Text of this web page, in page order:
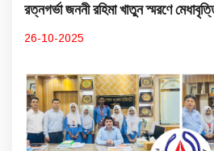
রত্নগর্ভা জননী রহিমা খাতুন স্মরণে
26-10-2025